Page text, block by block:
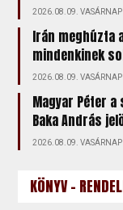
2026.08.09.
Irán meghúzta
mindenkinek
2026.08.09.
Magyar Péter
Baka András
2026.08.09.
KÖNYV -